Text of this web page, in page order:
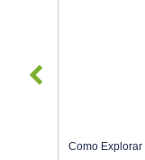
Como